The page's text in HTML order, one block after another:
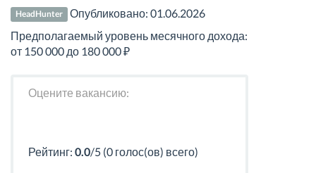
HeadHunter Опубликовано:01.06.2026
Предполагаемый уровень месячного дохода:
от 150 000 до 180 000 ₽
Оцените вакансию:
Рейтинг: 0.0/5 (0 голос(ов) всего)